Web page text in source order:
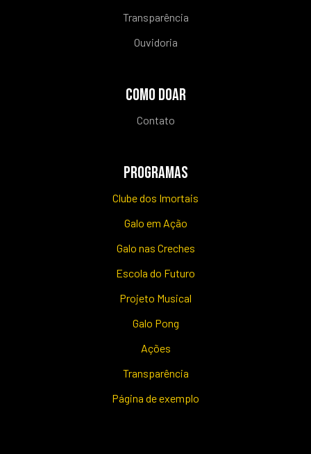
Transparência
Ouvidoria
COMO DOAR
Contato
PROGRAMAS
Clube dos Imortais
Galo em Ação
Galo nas Creches
Escola do Futuro
Projeto Musical
Galo Pong
Ações
Transparência
Página de exemplo